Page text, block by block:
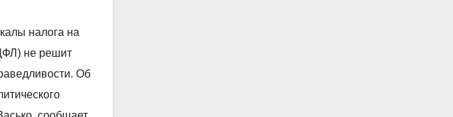
налога
налога на
не решит
Об